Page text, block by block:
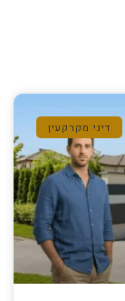
דיני מקרקעין